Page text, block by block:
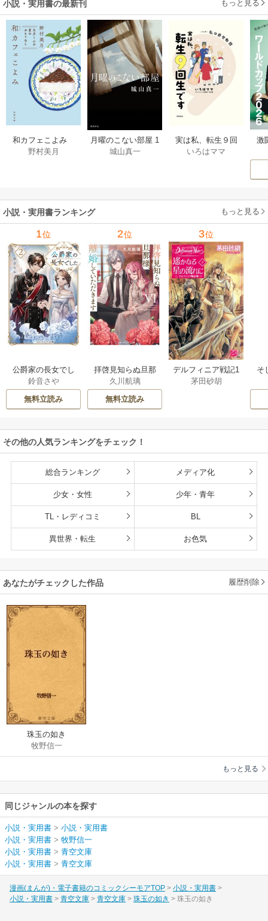
小説・実用書の最新刊 もっと見る
和カフェこよみ
五月くんの夏のお
野村美月
月曜のこない部屋 1
巻
城山真一
実は私、転生９回
生です マンガ
いろはママ
激
小説・実用書ランキング もっと見る
1位
公爵家の長女でし
た
鈴音さや
無料立読み
2位
拝啓見知らぬ旦那
様、離婚していた
だきます
久川航璃
無料立読み
3位
デルフィニア戦記1
茅田砂胡
そ
その他の人気ランキングをチェック！
総合ランキング メディア化
少女・女性 少年・青年
TL・レディコミ BL
異世界・転生 お色気
あなたがチェックした作品 履歴削除
珠玉の如き
牧野信一
もっと見る
同じジャンルの本を探す
小説・実用書 > 小説・実用書
小説・実用書 > 牧野信一
小説・実用書 > 青空文庫
小説・実用書 > 青空文庫
漫画(まんが)・電子書籍のコミックシーモアTOP
小説・実用書
小説・実用書
青空文庫 青空文庫 珠玉の如き 珠玉の如き